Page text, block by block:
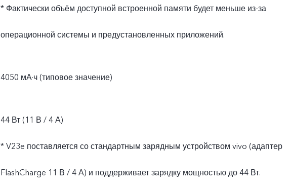
* Фактически объём доступной встроенной памяти будет меньше из-за
операционной системы и предустановленных приложений.
4050 мА·ч (типовое значение)
44 Вт (11 В / 4 А)
* V23e поставляется со стандартным зарядным устройством vivo (адаптер
FlashCharge 11 В / 4 А) и поддерживает зарядку мощностью до 44 Вт.